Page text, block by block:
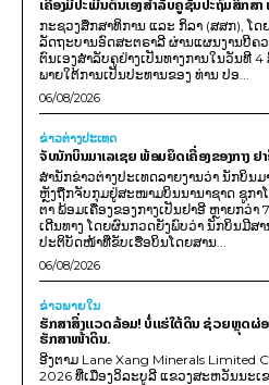
ເຄື່ອງມືປະເມີນຕົນເອງສຳລັບຄູຊັ້ນປະຖົມສຶກສ
ກະຊວງສຶກສາທິການ ແລະ ກິລາ (ສສກ),
ລັດຖະບານອົດສະຕຣາລີ ຜ່ານແຜນງານບີຄ
ຕົນເອງສຳລັບຄູຢ່າງເປັນທາງການໃນວັນທີ
ພາຍໃຕ້ການເປັນປະທານຂອງ ທ່ານ ປອ...
06/08/2026
ຂ່າວຕ່າງປະເທດ
ຈັບນັກບິນມາເລເຊຍ ພ້ອມຍຶດເຄື່ອງຂອງກາງ ຢ
ສຳນັກຂ່າວຕ່າງປະເທດລາຍງານວ່າ ນັກບິນ
ຫຼັງຖືກຈັບກຸມຢູ່ສະໜາມບິນນານາຊາດ ຊູກາ
ຕາ ພ້ອມເຄື່ອງຂອງກາງເປັນຢາອີ ຫຼາຍກວ່າ
ເດີນທາງ ໂດຍຜົນກວດຍັງພົບວ່າ ນັກບິນມີສ
ປະຕິບັດໜ້າທີ່ຂັບເຮືອບິນໂດຍສານ...
06/08/2026
ຂ່າວພາຍ​ໃນ
ຮັກສາສິ່ງແວດລ້ອມ! ບໍ່ແຮ່ໃຕ້ດິນ ຊ່ວຍຫຼຸດ
ຮັກສາໜ້າດິນ.
ອີງຕາມ Lane Xang Minerals
2026 ທີ່ເມືອງວິລະບູລີ ແຂວງສະຫວັນນະເຂ